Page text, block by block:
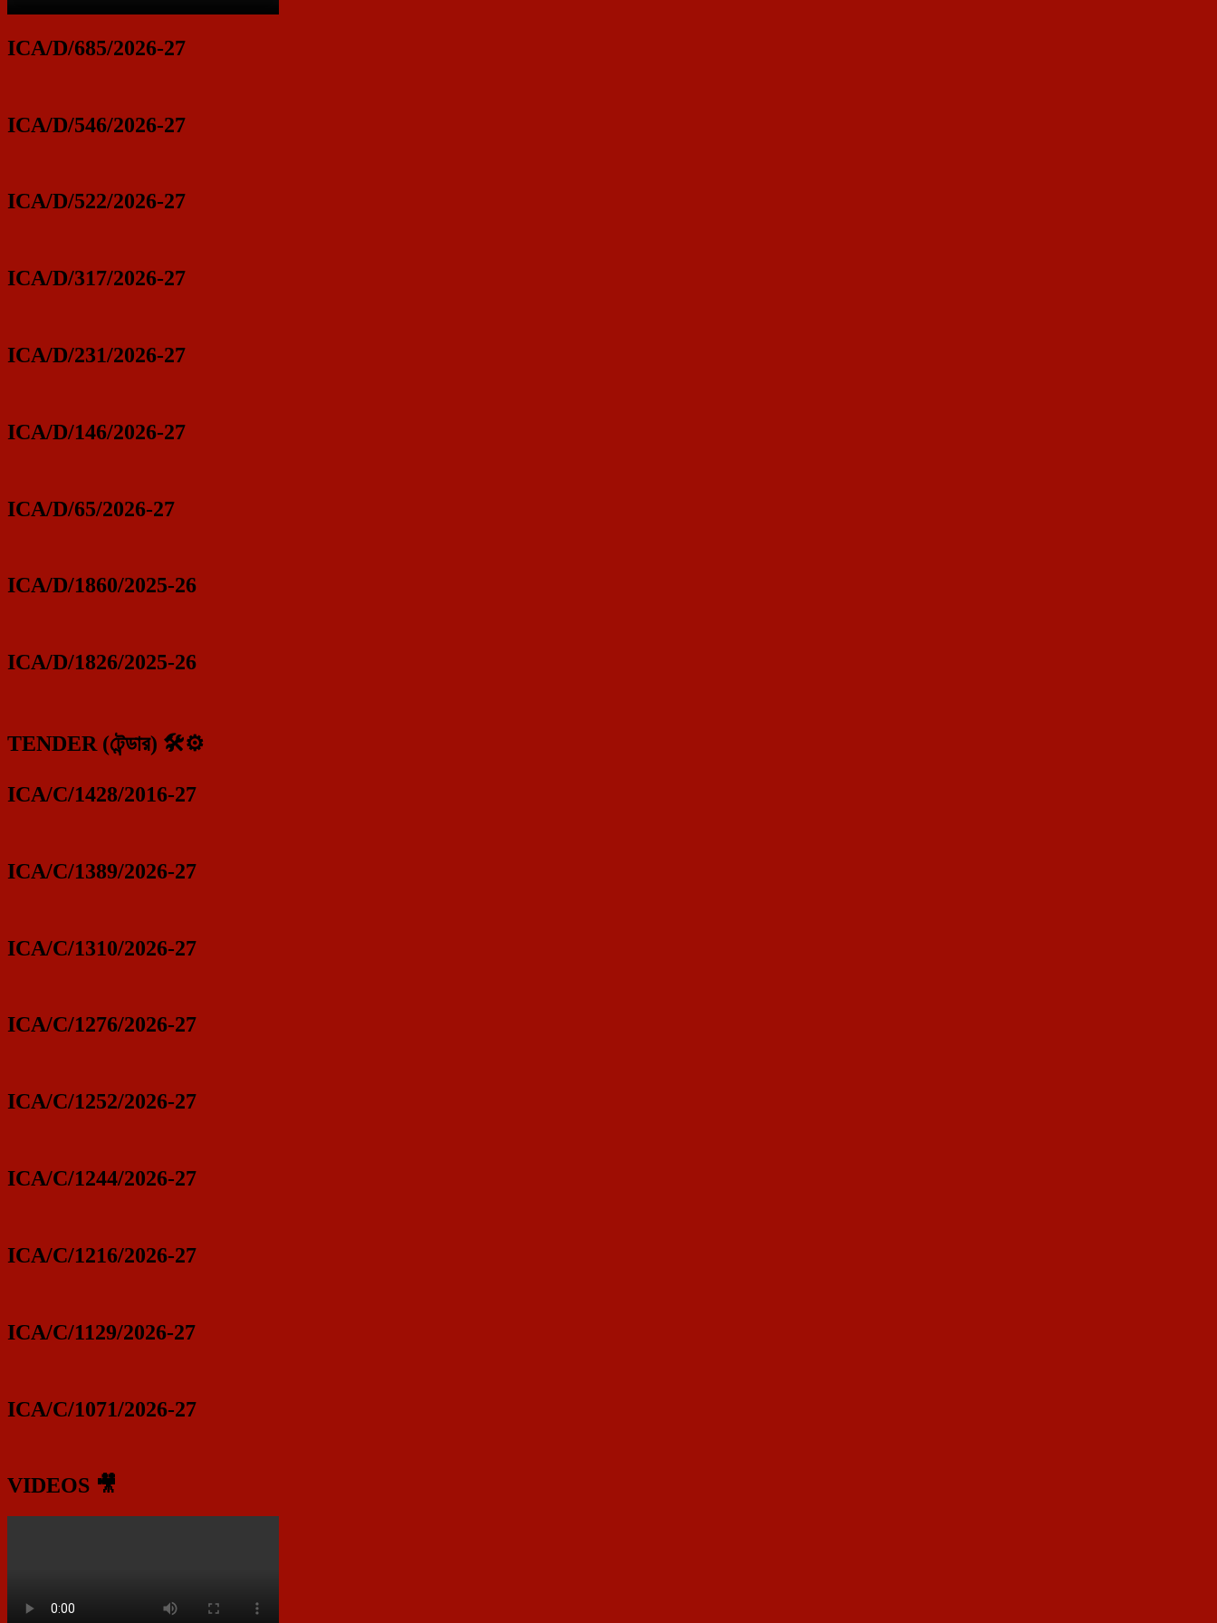
ICA/D/685/2026-27
ICA/D/546/2026-27
ICA/D/522/2026-27
ICA/D/317/2026-27
ICA/D/231/2026-27
ICA/D/146/2026-27
ICA/D/65/2026-27
ICA/D/1860/2025-26
ICA/D/1826/2025-26
TENDER (টেন্ডার) 🛠️⚙️
ICA/C/1428/2016-27
ICA/C/1389/2026-27
ICA/C/1310/2026-27
ICA/C/1276/2026-27
ICA/C/1252/2026-27
ICA/C/1244/2026-27
ICA/C/1216/2026-27
ICA/C/1129/2026-27
ICA/C/1071/2026-27
VIDEOS 🎥